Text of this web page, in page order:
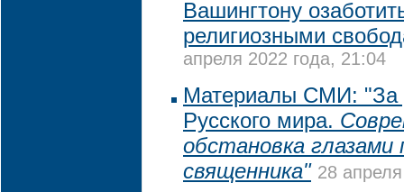
Вашингтону
религиозными
апреля 2022 года, 21:04
Материалы СМИ: "За
Русского мира.
обстановка глазами
священника" 28